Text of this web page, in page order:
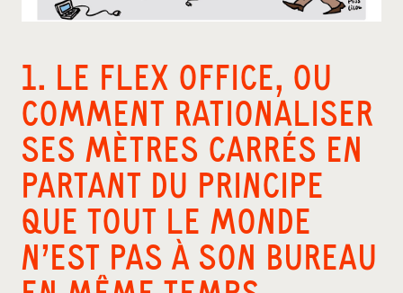
1. LE FLEX OFFICE, OU
COMMENT RATIONALISER
SES MÈTRES CARRÉS EN
PARTANT DU PRINCIPE
QUE TOUT LE MONDE
N’EST PAS À SON BUREAU